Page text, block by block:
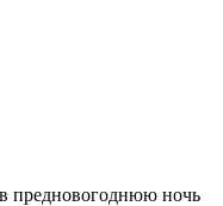
в предновогоднюю ночь